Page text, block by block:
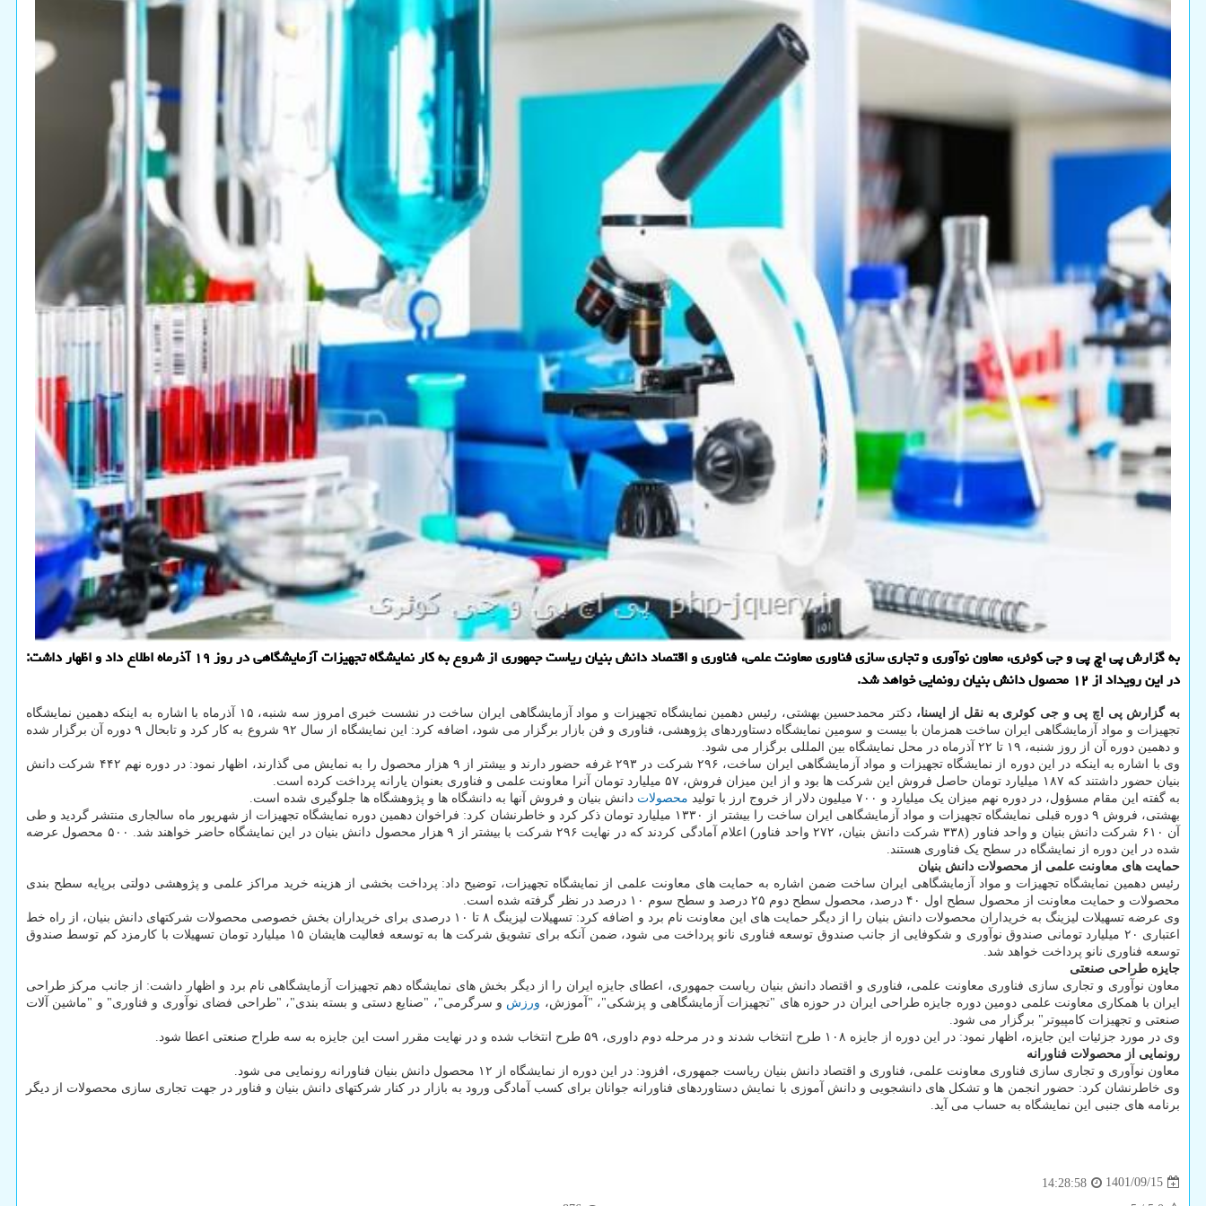
به گزارش پی اچ پی و جی کوئری، معاون نوآوری و تجاری سازی فناوری معاونت علمی، فناوری و اقتصاد دانش بنیان ریاست جمهوری از شروع به کار نمایشگاه تجهیزات آزمایشگاهی در روز ۱۹ آذرماه اطلاع داد و اظهار داشت:
در این رویداد از ۱۲ محصول دانش بنیان رونمایی خواهد شد.
به گزارش پی اچ پی و جی کوئری به نقل از ایسنا،
دکتر محمدحسین بهشتی، رئیس دهمین نمایشگاه تجهیزات و مواد آزمایشگاهی ایران ساخت در نشست خبری امروز سه شنبه، ۱۵ آذرماه با اشاره به اینکه دهمین نمایشگاه
تجهیزات و مواد آزمایشگاهی ایران ساخت همزمان با بیست و سومین نمایشگاه دستاوردهای پژوهشی، فناوری و فن بازار برگزار می شود، اضافه کرد: این نمایشگاه از سال ۹۲ شروع به کار کرد و تابحال ۹ دوره آن برگزار شده
و دهمین دوره آن از روز شنبه، ۱۹ تا ۲۲ آذرماه در محل نمایشگاه بین المللی برگزار می شود.
وی با اشاره به اینکه در این دوره از نمایشگاه تجهیزات و مواد آزمایشگاهی ایران ساخت، ۲۹۶ شرکت در ۲۹۳ غرفه حضور دارند و بیشتر از ۹ هزار محصول را به نمایش می گذارند، اظهار نمود: در دوره نهم ۴۴۲ شرکت دانش
بنیان حضور داشتند که ۱۸۷ میلیارد تومان حاصل فروش این شرکت ها بود و از این میزان فروش، ۵۷ میلیارد تومان آنرا معاونت علمی و فناوری بعنوان یارانه پرداخت کرده است.
به گفته این مقام مسؤول، در دوره نهم میزان یک میلیارد و ۷۰۰ میلیون دلار از خروج ارز با تولید
محصولات دانش بنیان و فروش آنها به دانشگاه ها و پژوهشگاه ها جلوگیری شده است.
بهشتی، فروش ۹ دوره قبلی نمایشگاه تجهیزات و مواد آزمایشگاهی ایران ساخت را بیشتر از ۱۳۳۰ میلیارد تومان ذکر کرد و خاطرنشان کرد: فراخوان دهمین دوره نمایشگاه تجهیزات از شهریور ماه سالجاری منتشر گردید و طی
آن ۶۱۰ شرکت دانش بنیان و واحد فناور (۳۳۸ شرکت دانش بنیان، ۲۷۲ واحد فناور) اعلام آمادگی کردند که در نهایت ۲۹۶ شرکت با بیشتر از ۹ هزار محصول دانش بنیان در این نمایشگاه حاضر خواهند شد. ۵۰۰ محصول عرضه
شده در این دوره از نمایشگاه در سطح یک فناوری هستند.
حمایت های معاونت علمی از محصولات دانش بنیان
رئیس دهمین نمایشگاه تجهیزات و مواد آزمایشگاهی ایران ساخت ضمن اشاره به حمایت های معاونت علمی از نمایشگاه تجهیزات، توضیح داد: پرداخت بخشی از هزینه خرید مراکز علمی و پژوهشی دولتی برپایه سطح بندی
محصولات و حمایت معاونت از محصول سطح اول ۴۰ درصد، محصول سطح دوم ۲۵ درصد و سطح سوم ۱۰ درصد در نظر گرفته شده است.
وی عرضه تسهیلات لیزینگ به خریداران محصولات دانش بنیان را از دیگر حمایت های این معاونت نام برد و اضافه کرد: تسهیلات لیزینگ ۸ تا ۱۰ درصدی برای خریداران بخش خصوصی محصولات شرکتهای دانش بنیان، از راه خط
اعتباری ۲۰ میلیارد تومانی صندوق نوآوری و شکوفایی از جانب صندوق توسعه فناوری نانو پرداخت می شود، ضمن آنکه برای تشویق شرکت ها به توسعه فعالیت هایشان ۱۵ میلیارد تومان تسهیلات با کارمزد کم توسط صندوق
توسعه فناوری نانو پرداخت خواهد شد.
جایزه طراحی صنعتی
معاون نوآوری و تجاری سازی فناوری معاونت علمی، فناوری و اقتصاد دانش بنیان ریاست جمهوری، اعطای جایزه ایران را از دیگر بخش های نمایشگاه دهم تجهیزات آزمایشگاهی نام برد و اظهار داشت: از جانب مرکز طراحی
ایران با همکاری معاونت علمی دومین دوره جایزه طراحی ایران در حوزه های "تجهیزات آزمایشگاهی و پزشکی"، "آموزش، ورزش و سرگرمی"، "صنایع دستی و بسته بندی"، "طراحی فضای نوآوری و فناوری" و "ماشین آلات
صنعتی و تجهیزات کامپیوتر" برگزار می شود.
وی در مورد جزئیات این جایزه، اظهار نمود: در این دوره از جایزه ۱۰۸ طرح انتخاب شدند و در مرحله دوم داوری، ۵۹ طرح انتخاب شده و در نهایت مقرر است این جایزه به سه طراح صنعتی اعطا شود.
رونمایی از محصولات فناورانه
معاون نوآوری و تجاری سازی فناوری معاونت علمی، فناوری و اقتصاد دانش بنیان ریاست جمهوری، افزود: در این دوره از نمایشگاه از ۱۲ محصول دانش بنیان فناورانه رونمایی می شود.
وی خاطرنشان کرد: حضور انجمن ها و تشکل های دانشجویی و دانش آموزی با نمایش دستاوردهای فناورانه جوانان برای کسب آمادگی ورود به بازار در کنار شرکتهای دانش بنیان و فناور در جهت تجاری سازی محصولات از دیگر
برنامه های جنبی این نمایشگاه به حساب می آید.
1401/09/15
14:28:58